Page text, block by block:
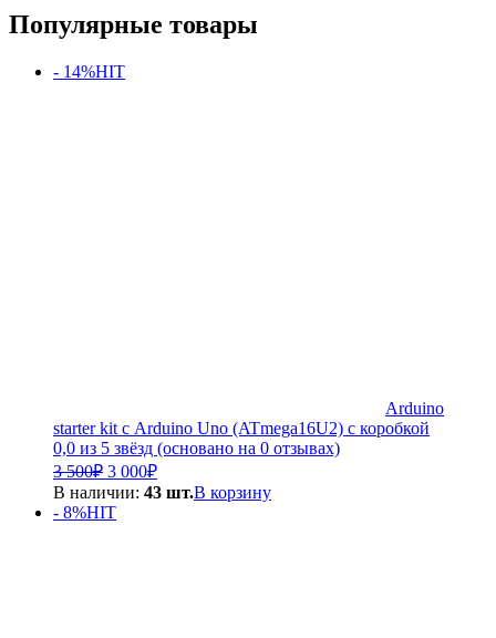
Популярные товары
- 14%HIT
Arduino
starter kit с Arduino Uno (ATmega16U2) с коробкой
0,0 из 5 звёзд (основано на 0 отзывах)
3 500₽ Первоначальная
цена
составляла
3
3 000₽Текущая
цена:
В наличии: 43 шт.В корзину
- 8%HIT